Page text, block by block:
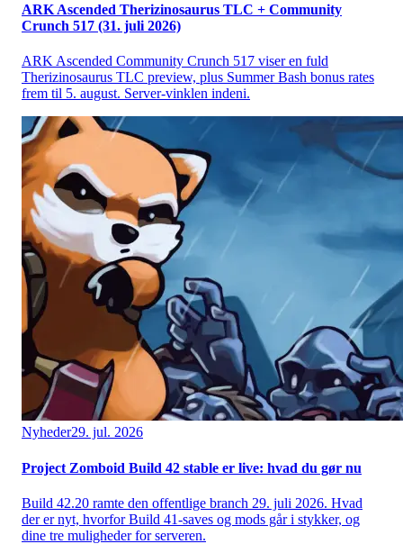
ARK Ascended Therizinosaurus TLC + Community
Crunch 517 (31. juli 2026)
ARK Ascended Community Crunch 517 viser en fuld
Therizinosaurus TLC preview, plus Summer Bash bonus rates
frem til 5. august. Server-vinklen indeni.
Nyheder29. jul. 2026
Project Zomboid Build 42 stable er live: hvad du gør nu
Build 42.20 ramte den offentlige branch 29. juli 2026. Hvad
der er nyt, hvorfor Build 41-saves og mods går i stykker, og
dine tre muligheder for serveren.